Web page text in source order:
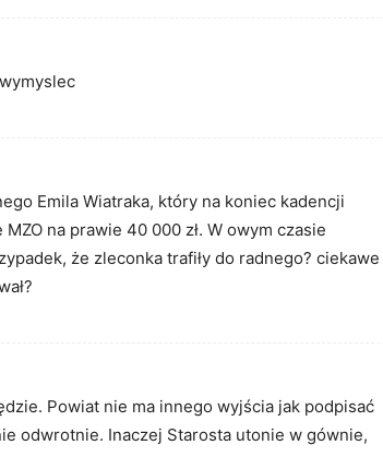
Emila Wiatraka, który na koniec kadencji
na prawie 40 000 zł. W owym czasie
że zleconka trafiły do radnego? ciekawe
Powiat nie ma innego wyjścia jak podpisać
odwrotnie. Inaczej Starosta utonie w gównie,